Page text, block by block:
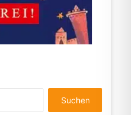
nach: